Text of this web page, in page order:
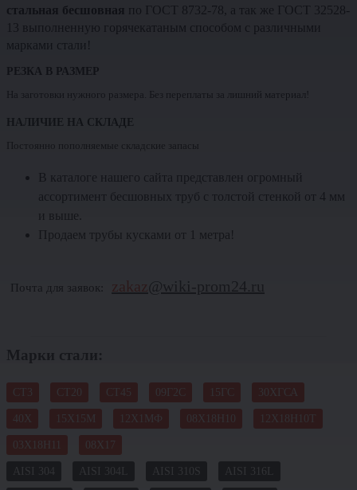
стальная бесшовная
по ГОСТ 8732-78, а так же ГОСТ 32528-
13 выполненную горячекатаным способом с различными
марками стали!
РЕЗКА В РАЗМЕР
На заготовки нужного размера. Без переплаты за лишний материал!
НАЛИЧИЕ НА СКЛАДЕ
Постоянно пополняемые складские запасы
В каталоге нашего сайта представлен огромный
ассортимент бесшовных труб с толстой стенкой от 4 мм
и выше.
Продаем трубы кусками от 1 метра!
Почта для заявок: zakaz@wiki-prom24.ru
Марки стали:
СТ3 СТ20 СТ45 09Г2С 15ГС 30ХГСА
40Х 15Х15М 12Х1МФ 08Х18Н10 12Х18Н10Т
03Х18Н11 08Х17
AISI 304 AISI 304L AISI 310S AISI 316L